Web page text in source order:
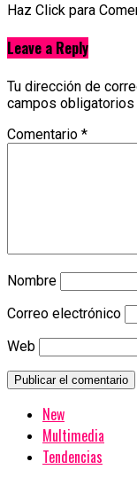
Haz Click para
Leave a Reply
Tu dirección de
campos
Comentario *
Nombre
Correo electrónico
Web
New
Multimedia
Tendencias